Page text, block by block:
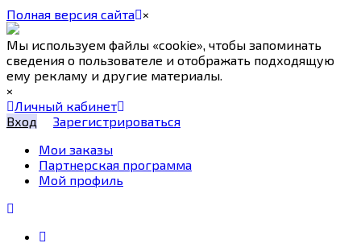
Полная версия сайта ×
Мы используем файлы «cookie», чтобы запоминать
сведения о пользователе и отображать подходящую
ему рекламу и другие материалы.
×
Личный кабинет
Вход
Зарегистрироваться
Мои заказы
Партнерская программа
Мой профиль